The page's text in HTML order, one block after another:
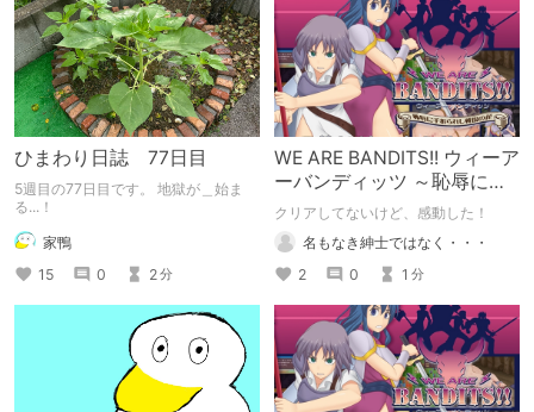
ひまわり日誌 77日目
5週目の77日目です。 地獄が＿始ま
る...！
家鴨
15
0 2分
WE ARE BANDITS!! ウィーア
ーバンディッツ ～恥辱に手
折られし戦場の花～ 紹介
クリアしてないけど、感動した！
名もなき紳士ではなく・・・
2
0 1 分